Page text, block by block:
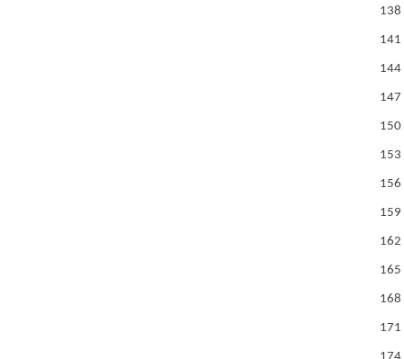
138
141
144
147
150
153
156
159
162
165
168
171